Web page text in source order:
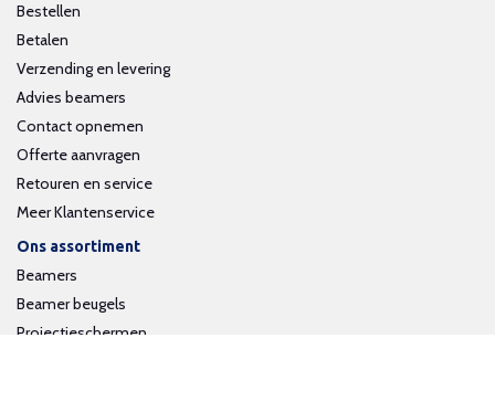
Bestellen
Betalen
Verzending en levering
Advies beamers
Contact opnemen
Offerte aanvragen
Retouren en service
Meer Klantenservice
Ons assortiment
Beamers
Beamer beugels
Projectieschermen